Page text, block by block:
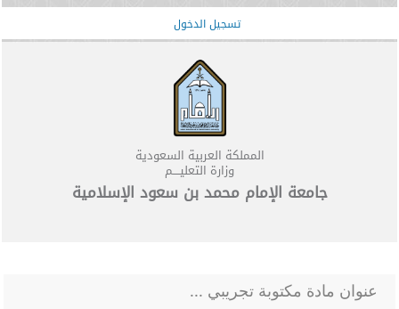
تسجيل الدخول
المملكة العربية السعودية
وزارة التعليــــم
جامعة الإمام محمد بن سعود الإسلامية
عنوان مادة مكتوبة تجريبي ...